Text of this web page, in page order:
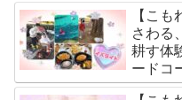
【こ
さわる
耕す体
ードコ